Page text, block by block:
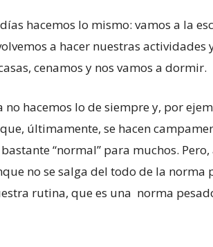
hacemos lo mismo: vamos a la
a hacer nuestras actividades
cenamos y nos vamos a dormir.
no hacemos lo de siempre y, por
últimamente, se hacen
“normal” para muchos.
no se salga del todo de la norma
rutina, que es una norma